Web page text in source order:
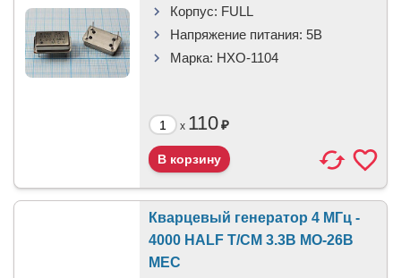
Корпус: FULL
Напряжение питания: 5В
Марка: HXO-1104
x 110₽
Кварцевый генератор 4 МГц -
4000 HALF T/CM 3.3В MO-26B
MEC